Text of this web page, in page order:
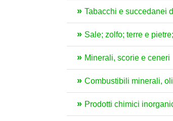
Tabacchi e succedanei
Sale; zolfo; terre e
Minerali, scorie e ceneri
Combustibili minerali,
Prodotti chimici